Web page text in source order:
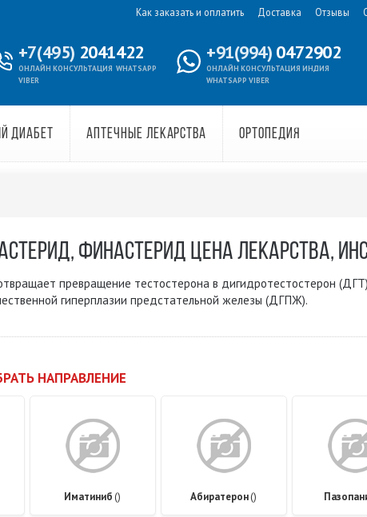
Как заказать и оплатить Доставка Отзывы
+7(495) 2041422
ОНЛАЙН КОНСУЛЬТАЦИЯ WHATSAPP
VIBER
+91(994) 0472902
ОНЛАЙН КОНСУЛЬТАЦИЯ ИНДИЯ
WHATSAPP VIBER
ДИАБЕТ АПТЕЧНЫЕ ЛЕКАРСТВА ОРТОПЕДИЯ
ФИНАСТЕРИД ЦЕНА ЛЕКАРСТВА,
превращение тестостерона в дигидротестостерон (ДГТ)
гиперплазии предстательной железы (ДГПЖ).
НАПРАВЛЕНИЕ
Иматиниб () Абиратерон()